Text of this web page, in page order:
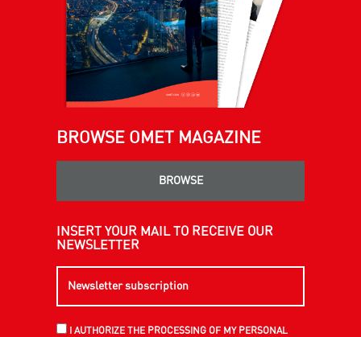
BROWSE OMET MAGAZINE
BROWSE
INSERT YOUR MAIL TO RECEIVE OUR
NEWSLETTER
I AUTHORIZE THE PROCESSING OF MY PERSONAL